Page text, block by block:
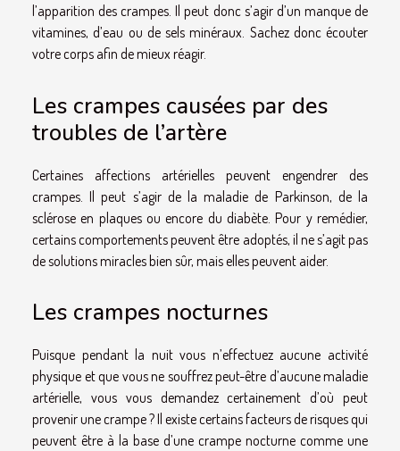
l’apparition des crampes. Il peut donc s’agir d’un manque de
vitamines, d’eau ou de sels minéraux. Sachez donc écouter
votre corps afin de mieux réagir.
Les crampes causées par des
troubles de l’artère
Certaines affections artérielles peuvent engendrer des
crampes. Il peut s’agir de la maladie de Parkinson, de la
sclérose en plaques ou encore du diabète. Pour y remédier,
certains comportements peuvent être adoptés, il ne s’agit pas
de solutions miracles bien sûr, mais elles peuvent aider.
Les crampes nocturnes
Puisque pendant la nuit vous n’effectuez aucune activité
physique et que vous ne souffrez peut-être d’aucune maladie
artérielle, vous vous demandez certainement d’où peut
provenir une crampe ? Il existe certains facteurs de risques qui
peuvent être à la base d’une crampe nocturne comme une